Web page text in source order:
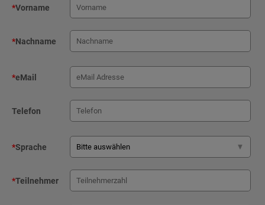
*Vorname
*Nachname
*eMail
Telefon
*Sprache
*Teilnehmer